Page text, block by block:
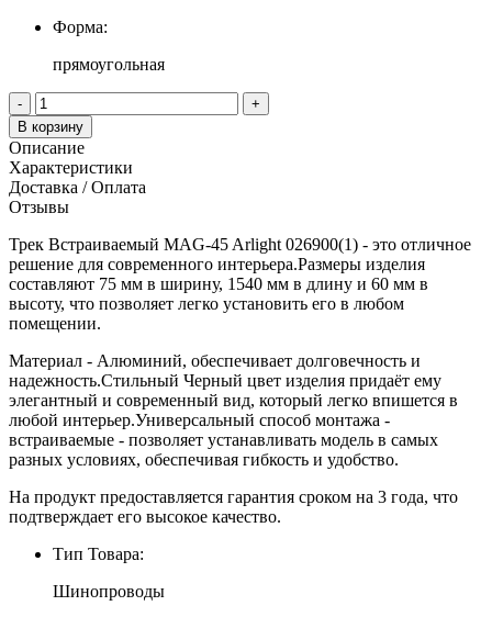
Форма:
прямоугольная
-
+
В корзину
Описание
Характеристики
Доставка / Оплата
Отзывы
Трек Встраиваемый MAG-45 Arlight 026900(1) - это отличное
решение для современного интерьера.Размеры изделия
составляют 75 мм в ширину, 1540 мм в длину и 60 мм в
высоту, что позволяет легко установить его в любом
помещении.
Материал - Алюминий, обеспечивает долговечность и
надежность.Стильный Черный цвет изделия придаёт ему
элегантный и современный вид, который легко впишется в
любой интерьер.Универсальный способ монтажа -
встраиваемые - позволяет устанавливать модель в самых
разных условиях, обеспечивая гибкость и удобство.
На продукт предоставляется гарантия сроком на 3 года, что
подтверждает его высокое качество.
Тип Товара:
Шинопроводы